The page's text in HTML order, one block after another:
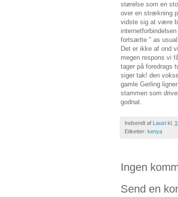
størelse som en
over en strækning
vidste sig at være
fortsætte " as usual
Det er ikke af ond
megen respons vi
tager på foredrags
siger tak! den
gamle Gerling
stammen som
godnat.
Indsendt af Laust kl.
Etiketter: kenya
Ingen
Send en